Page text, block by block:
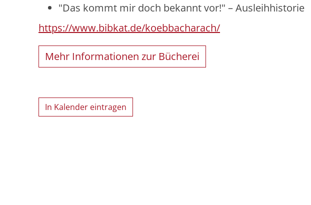
"Das kommt mir doch bekannt vor!" – Ausleihhistorie
https://www.bibkat.de/koebbacharach/
Mehr Informationen zur Bücherei
In Kalender eintragen